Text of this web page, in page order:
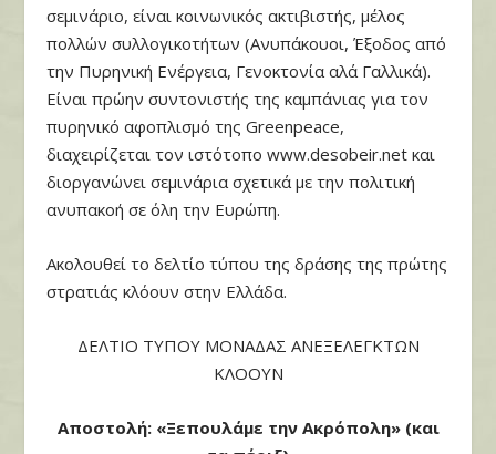
σεμινάριο, είναι κοινωνικός ακτιβιστής, μέλος
πολλών συλλογικοτήτων (Ανυπάκουοι, Έξοδος από
την Πυρηνική Ενέργεια, Γενοκτονία αλά Γαλλικά).
Είναι πρώην συντονιστής της καμπάνιας για τον
πυρηνικό αφοπλισμό της Greenpeace,
διαχειρίζεται τον ιστότοπο www.desobeir.net και
διοργανώνει σεμινάρια σχετικά με την πολιτική
ανυπακοή σε όλη την Ευρώπη.
Ακολουθεί το δελτίο τύπου της δράσης της πρώτης
στρατιάς κλόουν στην Ελλάδα.
ΔΕΛΤΙΟ ΤΥΠΟΥ ΜΟΝΑΔΑΣ ΑΝΕΞΕΛΕΓΚΤΩΝ
ΚΛΟΟΥΝ
Αποστολή: «Ξεπουλάμε την Ακρόπολη» (και